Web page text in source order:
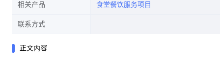
相关产品 食堂餐饮服务项目
联系方式
正文内容